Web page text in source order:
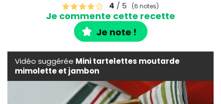
4 / 5 (6 notes)
Je commente cette recette
Je note !
Vidéo suggérée Mini tartelettes moutarde
mimolette et jambon